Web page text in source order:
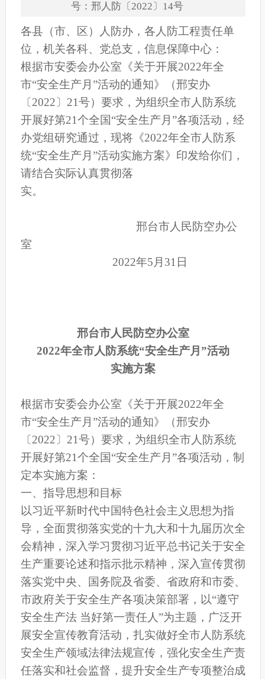
号：邢人防〔2022〕14号
各县（市、 区 ） 人防办，各人防工程责任单
位 ， 机关各科、党总支，信息保障中心：
根据市安委会办公室《关于开展2022年全
市“安全生产月”活动的通知》（邢安办
〔2022〕21号）要求，为组织全市人防系统
开展好第21个全国“安全生产月”各项活动，经
办党组研究通过，现将《2022年全市人防系
统“安全生产月”活动实施方案》印发给你们，
请结合实际认真贯彻落
实。
邢台市人民防空办公
室
2022年5月31日
邢台市人民防空办公室
2022年全市人防系统“安全生产月”活动
实施方案
根据市安委会办公室《关于开展2022年全
市“安全生产月”活动的通知》（邢安办
〔2022〕21号）要求，为组织全市人防系统
开展好第21个全国“安全生产月”各项活动，制
定本实施方案：
一、指导思想和目标
以习近平新时代中国特色社会主义思想为指
导，全面贯彻落实党的十九大和十九届历次全
会精神，深入学习贯彻习近平总书记关于安全
生产重要论述和指示批示精神，深入宣传贯彻
落实党中央、国务院及省委、省政府和市委、
市政府关于安全生产各项决策部署，以“遵守
安全生产法 当好第一责任人”为主题，广泛开
展安全宣传教育活动，扎实做好全市人防系统
安全生产领域法律法规宣传，强化安全生产责
任落实和社会监督，提升安全生产专项整治成